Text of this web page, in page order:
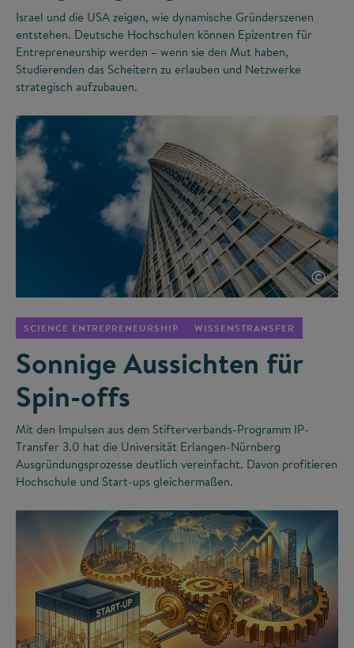
Israel und die USA zeigen, wie dynamische Gründerszenen
entstehen. Deutsche Hochschulen können Epizentren für
Entrepreneurship werden – wenn sie den Mut haben,
Studierenden das Scheitern zu erlauben und Netzwerke
strategisch aufzubauen.
©
SCIENCE ENTREPRENEURSHIP WISSENSTRANSFER
Sonnige Aussichten für
Spin-offs
Mit den Impulsen aus dem Stifterverbands-Programm IP-
Transfer 3.0 hat die Universität Erlangen-Nürnberg
Ausgründungsprozesse deutlich vereinfacht. Davon profitieren
Hochschule und Start-ups gleichermaßen.